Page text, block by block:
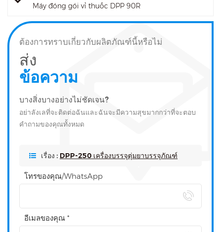
Máy đóng gói vỉ thuốc DPP 90R
ต้องการทราบเกี่ยวกับผลิตภัณฑ์นี้หรือไม่
ส่ง
ข้อความ
บางสิ่งบางอย่างไม่ชัดเจน?
อย่าลังเลที่จะติดต่อฉันและฉันจะมีความสุขมากกว่าที่จะตอบ
คำถามของคุณทั้งหมด
เรื่อง : DPP-250 เครื่องบรรจุตุ่มยาบรรจุภัณฑ์
โทรของคุณ/WhatsApp
อีเมลของคุณ *